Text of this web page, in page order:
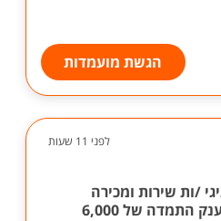
הגשת מועמדות
לפני 11 שעות
/ות שירות ומכירה
לטרמינל 3 - מענק התמדה של 6,000